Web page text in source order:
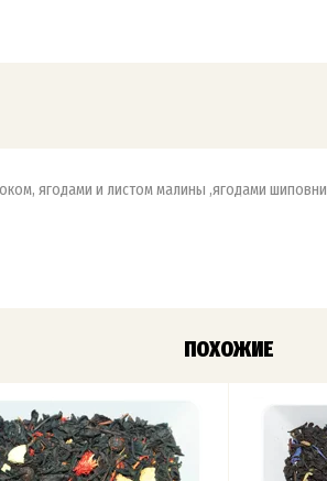
ягодами и листом малины ,ягодами
ПОХОЖИЕ